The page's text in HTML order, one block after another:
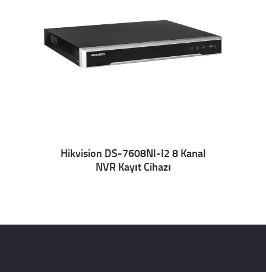
Details
Hikvision DS-7608NI-I2 8 Kanal
NVR Kayıt Cihazı